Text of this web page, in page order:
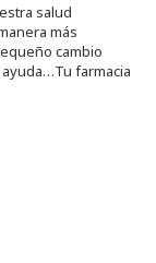
salud
más
cambio
farmacia